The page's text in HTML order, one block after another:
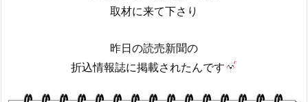
取材に来て下さり
昨日の読売新聞の
折込情報誌に掲載されたんです